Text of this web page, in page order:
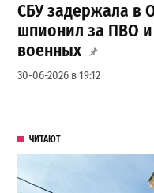
СБУ задержала в
шпионил за ПВО
военных
30-06-2026 в 19:12
ЧИТАЮТ